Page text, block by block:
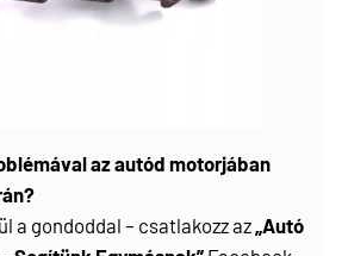
az autód motorjában
a gondoddal – csatlakozz az„Autó